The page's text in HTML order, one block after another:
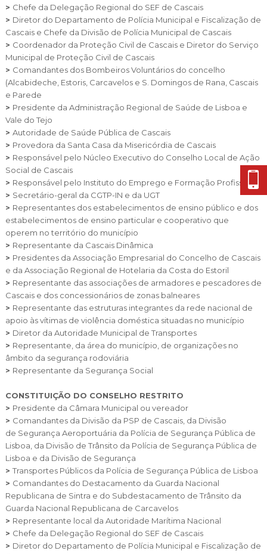
MOBILIDADE
INVESTIR EM CASCAIS
SERVIÇOS
> Chefe da Delegação Regional do SEF de Cascais
> Diretor do Departamento de Polícia Municipal e Fiscalização de
Cascais e Chefe da Divisão de Polícia Municipal de Cascais
> Coordenador da Proteção Civil de Cascais e Diretor do Serviço
Municipal de Proteção Civil de Cascais
> Comandantes dos Bombeiros Voluntários do concelho
(Alcabideche, Estoris, Carcavelos e S. Domingos de Rana, Cascais
e Parede
> Presidente da Administração Regional de Saúde de Lisboa e
Vale do Tejo
> Autoridade de Saúde Pública de Cascais
> Provedora da Santa Casa da Misericórdia de Cascais
> Responsável pelo Núcleo Executivo do Conselho Local de Ação
Social de Cascais
> Responsável pelo Instituto do Emprego e Formação Profissional
> Secretário-geral da CGTP-IN e da UGT
> Representantes dos estabelecimentos de ensino público e dos
estabelecimentos de ensino particular e cooperativo que
operem no território do município
> Representante da Cascais Dinâmica
> Presidentes da Associação Empresarial do Concelho de Cascais
e da Associação Regional de Hotelaria da Costa do Estoril
> Representante das associações de armadores e pescadores de
Cascais e dosconcessionários de zonas balneares
> Representante das estruturas integrantes da rede nacional de
apoio às vítimas de violência doméstica situadas no município
> Diretor da Autoridade Municipal de Transportes
> Representante, da área do município, de organizações no
âmbito da segurança rodoviária
> Representante da Segurança Social
CONSTITUIÇÃO DO CONSELHO RESTRITO
> Presidente da Câmara Municipal ou vereador
> Comandantes da Divisão da PSP de Cascais, da Divisão
de Segurança Aeroportuária da Polícia de Segurança Pública de
Lisboa, da Divisão de Trânsito da Polícia de Segurança Pública de
Lisboa e da Divisão de Segurança
> Transportes Públicos da Polícia de Segurança Pública de Lisboa
> Comandantes do Destacamento da Guarda Nacional
Republicana de Sintra e do Subdestacamento de Trânsito da
Guarda Nacional Republicana de Carcavelos
> Representante local da Autoridade Marítima Nacional
> Chefe da Delegação Regional do SEF de Cascais
> Diretor do Departamento de Polícia Municipal e Fiscalização de